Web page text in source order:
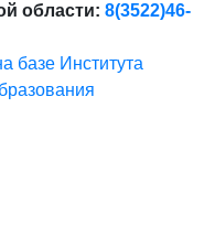
области: 8(3522)46-
базе Института